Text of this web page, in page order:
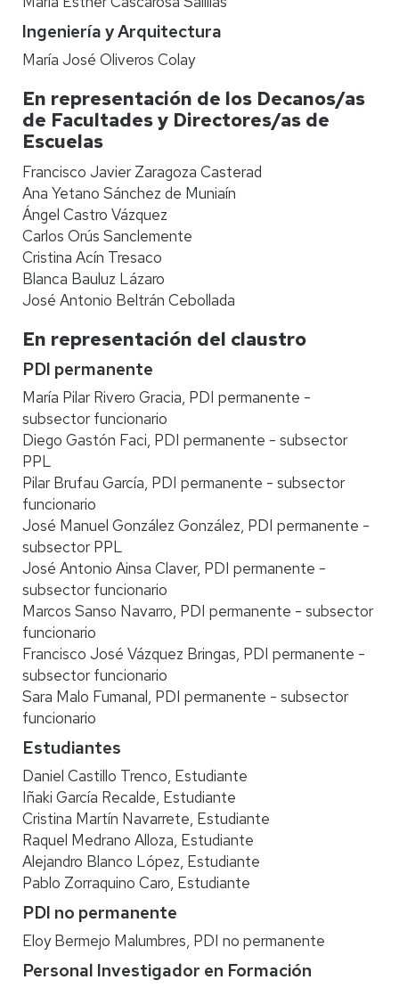
Ingeniería y Arquitectura
María José Oliveros Colay
En representación de los Decanos/as
de Facultades y Directores/as de
Escuelas
Francisco Javier Zaragoza Casterad
Ana Yetano Sánchez de Muniaín
Ángel Castro Vázquez
Carlos Orús Sanclemente
Cristina Acín Tresaco
Blanca Bauluz Lázaro
José Antonio Beltrán Cebollada
En representación del claustro
PDI permanente
María Pilar Rivero Gracia, PDI permanente -
subsector funcionario
Diego Gastón Faci, PDI permanente - subsector
PPL
Pilar Brufau García, PDI permanente - subsector
funcionario
José Manuel González González, PDI permanente -
subsector PPL
José Antonio Ainsa Claver, PDI permanente -
subsector funcionario
Marcos Sanso Navarro, PDI permanente - subsector
funcionario
Francisco José Vázquez Bringas, PDI permanente -
subsector funcionario
Sara Malo Fumanal, PDI permanente - subsector
funcionario
Estudiantes
Daniel Castillo Trenco, Estudiante
Iñaki García Recalde, Estudiante
Cristina Martín Navarrete, Estudiante
Raquel Medrano Alloza, Estudiante
Alejandro Blanco López, Estudiante
Pablo Zorraquino Caro, Estudiante
PDI no permanente
Eloy Bermejo Malumbres, PDI no permanente
Personal Investigador en Formación